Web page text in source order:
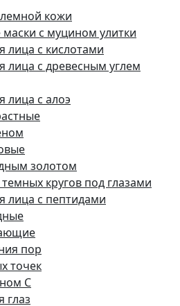
кожи
маски с муцином улитки
лица с кислотами
лица с древесным углем
лица с алоэ
золотом
кругов под глазами
лица с пептидами
пор
точек
C
глаз